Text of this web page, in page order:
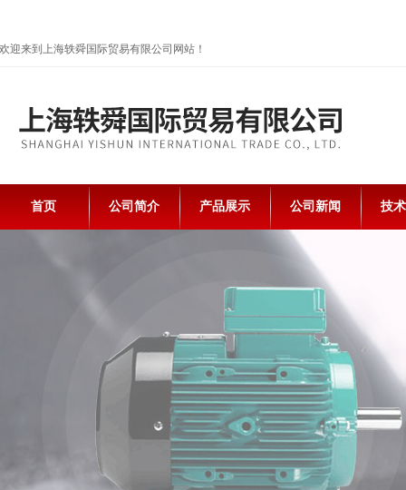
欢迎来到上海轶舜国际贸易有限公司网站！
首页 公司简介 产品展示 公司新闻 技